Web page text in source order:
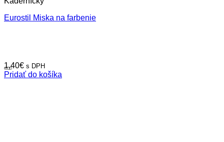
Eurostil Miska na farbenie
1,40€ s DPH
Pridať do košíka